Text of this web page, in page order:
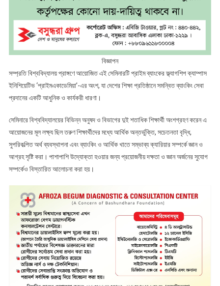
বিজ্ঞাপন
সম্প্রতি বিশ্ববিদ্যালয় প্রাঙ্গণে আয়োজিত এই সেমিনারটি প্রাইম ব্যাংকের ফ্ল্যাগশিপ ক্যাম্পাস
ইনিশিয়েটিভ ‘প্রাইমএকাডেমিয়া’-এর অংশ, যা দেশের শিক্ষা প্রতিষ্ঠানে সমন্বিত ব্যাংকিং সেবা
প্রদানের একটি আধুনিক ও কার্যকরী ধারণা।
সেমিনারে বিশ্ববিদ্যালয়ের বিভিন্ন অনুষদ ও বিভাগের দুই শতাধিক শিক্ষার্থী অংশগ্রহণ করেন এ
আয়োজনের মূল লক্ষ্য ছিল তরুণ শিক্ষার্থীদের মধ্যে আর্থিক অন্তর্ভুক্তি, সচেতনতা বৃদ্ধি,
সুপরিকল্পিত অর্থ ব্যবস্থাপনা এবং ব্যাংকিং ও আর্থিক খাতে সম্ভাব্য ক্যারিয়ার সম্পর্কে জ্ঞান ও
আগ্রহ সৃষ্টি করা। পাশাপাশি উদ্যোক্তা হওয়ার জন্য প্রয়োজনীয় দক্ষতা ও জ্ঞান অর্জনের সুযোগ
সম্পর্কেও বিস্তারিত আলোচনা করা হয়।